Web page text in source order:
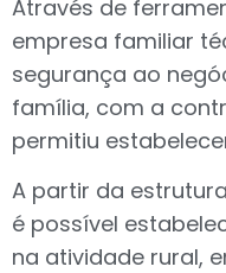
Através de
empresa familiar
segurança ao
família, com a
permitiu
A partir da
é possível
na atividade rural,